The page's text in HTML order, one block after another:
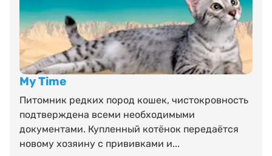
My Time
Питомник редких пород кошек, чистокровность
подтверждена всеми необходимыми
документами. Купленный котёнок передаётся
новому хозяину с прививками и...